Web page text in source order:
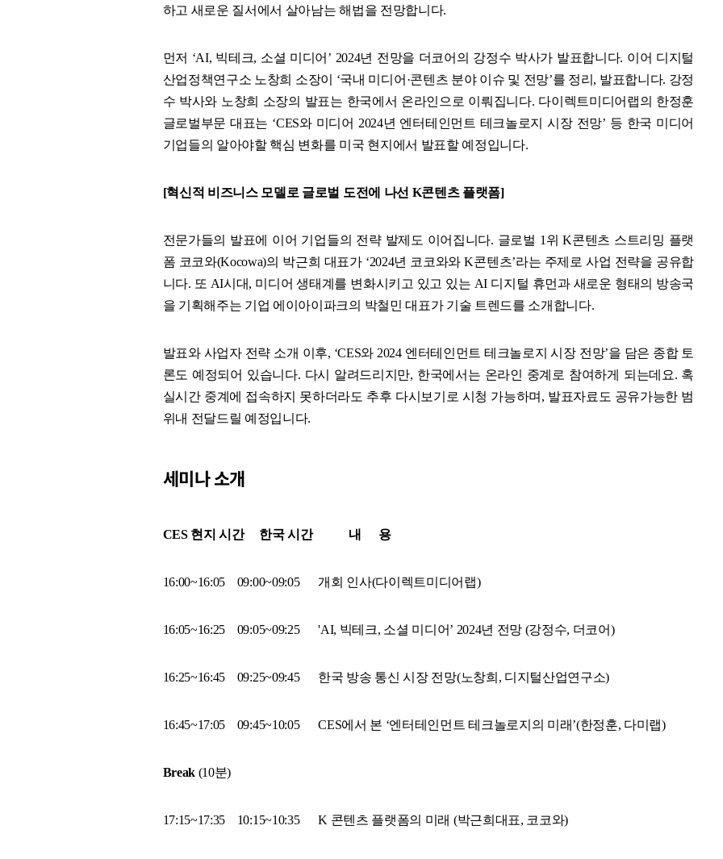
하고 새로운 질서에서 살아남는 해법을 전망합니다.
먼저 ‘AI, 빅테크, 소셜 미디어’ 2024년 전망을 더코어의 강정수 박사가 발표합니다. 이어 디지털
산업정책연구소 노창희 소장이 ‘국내 미디어·콘텐츠 분야 이슈 및 전망’를 정리, 발표합니다. 강정
수 박사와 노창희 소장의 발표는 한국에서 온라인으로 이뤄집니다. 다이렉트미디어랩의 한정훈
글로벌부문 대표는 ‘CES와 미디어 2024년 엔터테인먼트 테크놀로지 시장 전망’ 등 한국 미디어
기업들의 알아야할 핵심 변화를 미국 현지에서 발표할 예정입니다.
[혁신적 비즈니스 모델로 글로벌 도전에 나선 K콘텐츠 플랫폼]
전문가들의 발표에 이어 기업들의 전략 발제도 이어집니다. 글로벌 1위 K콘텐츠 스트리밍 플랫
폼 코코와(Kocowa)의 박근희 대표가 ‘2024년 코코와와 K콘텐츠’라는 주제로 사업 전략을 공유합
니다. 또 AI시대, 미디어 생태계를 변화시키고 있고 있는 AI 디지털 휴먼과 새로운 형태의 방송국
을 기획해주는 기업 에이아이파크의 박철민 대표가 기술 트렌드를 소개합니다.
발표와 사업자 전략 소개 이후, ‘CES와 2024 엔터테인먼트 테크놀로지 시장 전망’을 담은 종합 토
론도 예정되어 있습니다. 다시 알려드리지만, 한국에서는 온라인 중계로 참여하게 되는데요. 혹
실시간 중계에 접속하지 못하더라도 추후 다시보기로 시청 가능하며, 발표자료도 공유가능한 범
위내 전달드릴 예정입니다.
세미나 소개
CES 현지 시간 한국 시간 내 용
16:00~16:05 09:00~09:05 개회 인사(다이렉트미디어랩)
16:05~16:25 09:05~09:25 'AI, 빅테크, 소셜 미디어’ 2024년 전망 (강정수, 더코어)
16:25~16:45 09:25~09:45 한국 방송 통신 시장 전망(노창희, 디지털산업연구소)
16:45~17:05 09:45~10:05 CES에서 본 ‘엔터테인먼트 테크놀로지의 미래’(한정훈, 다미랩)
Break (10분)
17:15~17:35 10:15~10:35 K 콘텐츠 플랫폼의 미래 (박근희대표, 코코와)